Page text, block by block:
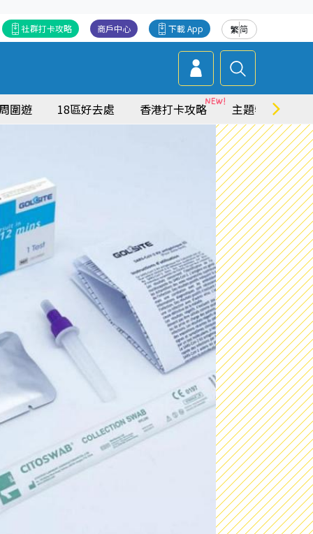
繁简
下載 App
商戶中心
社群打卡攻略
圍遊 18區好去處 香港打卡攻略 主題特集